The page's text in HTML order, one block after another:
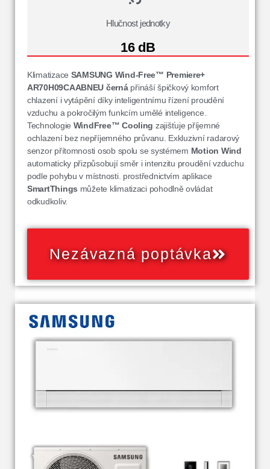
Hlučnost jednotky
16 dB
Klimatizace SAMSUNG Wind-Free™ Premiere+
AR70H09CAABNEU černápřináší špičkový komfort
chlazení i vytápění díky inteligentnímu řízení proudění
vzduchu a pokročilým funkcím umělé inteligence.
Technologie WindFree™ Cooling zajišťuje příjemné
ochlazení bez nepříjemného průvanu. Exkluzivní radarový
senzor přítomnosti osob spolu se systémem Motion Wind
automaticky přizpůsobují směr i intenzitu proudění vzduchu
podle pohybu v místnosti. prostřednictvím aplikace
SmartThings můžete klimatizaci pohodlně ovládat
odkudkoliv.
Nezávazná poptávka